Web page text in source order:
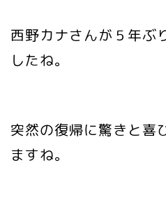
西野カナさんが５年ぶ
したね。
突然の復帰に驚きと喜
ますね。